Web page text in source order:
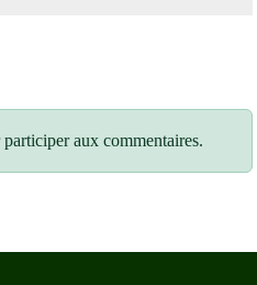
aux commentaires.